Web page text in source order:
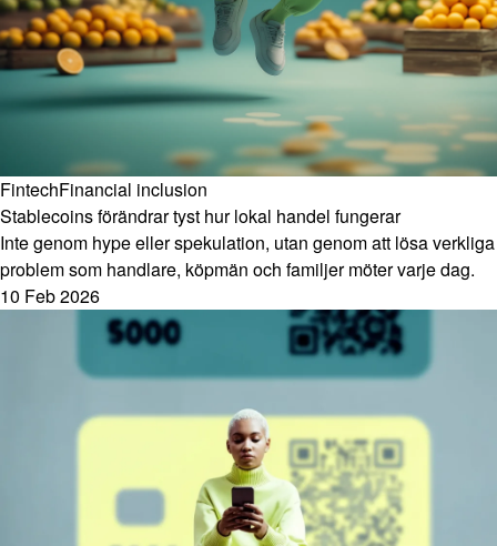
FintechFinancial inclusion
Stablecoins förändrar tyst hur lokal handel fungerar
Inte genom hype eller spekulation, utan genom att lösa verkliga
problem som handlare, köpmän och familjer möter varje dag.
10 Feb 2026